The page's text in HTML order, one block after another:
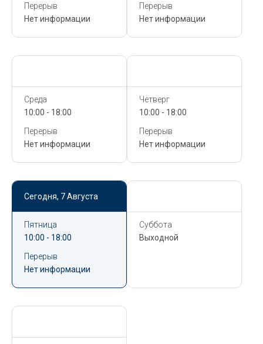
Перерыв
Нет информации
Перерыв
Нет информации
Среда
10:00 - 18:00
Перерыв
Нет информации
Четверг
10:00 - 18:00
Перерыв
Нет информации
Сегодня, 7 Августа
Пятница
10:00 - 18:00
Перерыв
Нет информации
Суббота
Выходной